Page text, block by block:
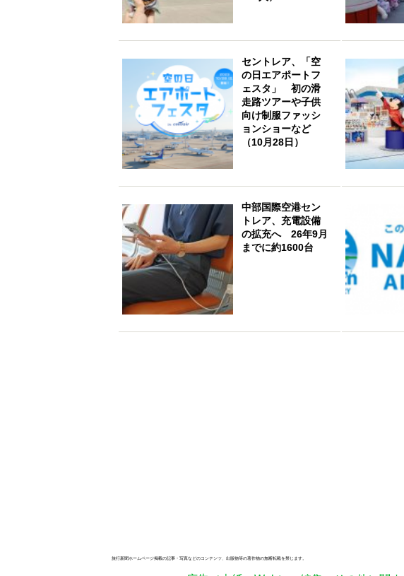
セントレア、「空
の日エアポートフ
ェスタ」 初の滑
走路ツアーや子供
向け制服ファッシ
ョンショーなど
（10月28日）
中部国際空港セン
トレア、充電設備
の拡充へ 26年9月
までに約1600台
旅行新聞ホームページ掲載の記事・写真などのコンテンツ、出版物等の著作物の無断転載を禁じます。